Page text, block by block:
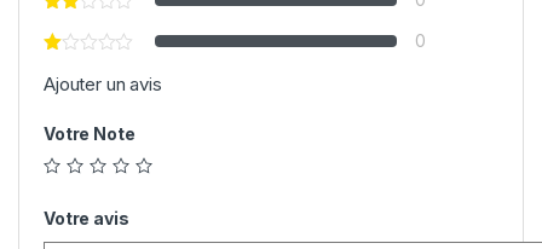
0
Ajouter un avis
Votre Note
Votre avis